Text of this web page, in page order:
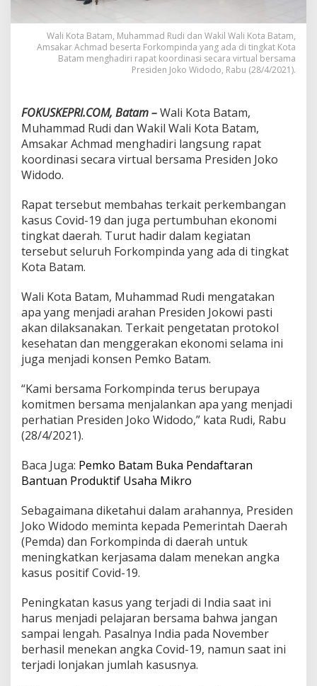
d
i
S
i
a
l
a
n
k
n
s
t
r
i
P
r
e
i
e
n
Wali Kota Batam, Muhammad Rudi dan Wakil Wali Kota Batam,
Amsakar Achmad beserta Forkompinda yang ada di tingkat Kota
Batam menghadiri rapat koordinasi secara virtual bersama
Presiden Joko Widodo, Rabu (28/4/2021).
FOKUSKEPRI.COM, Batam –Wali Kota Batam,
Muhammad Rudi dan Wakil Wali Kota Batam,
Amsakar Achmad menghadiri langsung rapat
koordinasi secara virtual bersama Presiden Joko
Widodo.
Rapat tersebut membahas terkait perkembangan
kasus Covid-19 dan juga pertumbuhan ekonomi
tingkat daerah. Turut hadir dalam kegiatan
tersebut seluruh Forkompinda yang ada di tingkat
Kota Batam.
Wali Kota Batam, Muhammad Rudi mengatakan
apa yang menjadi arahan Presiden Jokowi pasti
akan dilaksanakan. Terkait pengetatan protokol
kesehatan dan menggerakan ekonomi selama ini
juga menjadi konsen Pemko Batam.
“Kami bersama Forkompinda terus berupaya
komitmen bersama menjalankan apa yang menjadi
perhatian Presiden Joko Widodo,” kata Rudi, Rabu
(28/4/2021).
Baca Juga: Pemko Batam Buka Pendaftaran
Bantuan Produktif Usaha Mikro
Sebagaimana diketahui dalam arahannya, Presiden
Joko Widodo meminta kepada Pemerintah Daerah
(Pemda) dan Forkompinda di daerah untuk
meningkatkan kerjasama dalam menekan angka
kasus positif Covid-19.
Peningkatan kasus yang terjadi di India saat ini
harus menjadi pelajaran bersama bahwa jangan
sampai lengah. Pasalnya India pada November
berhasil menekan angka Covid-19, namun saat ini
terjadi lonjakan jumlah kasusnya.